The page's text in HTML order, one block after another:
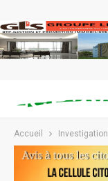
Accueil Investigation